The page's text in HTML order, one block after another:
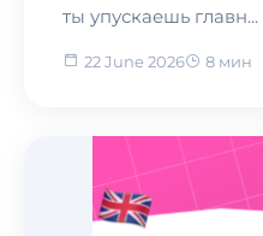
ты упускаешь главн...
22 June 2026 8 мин